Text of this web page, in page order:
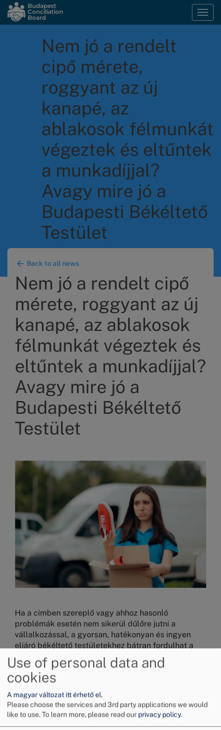
Skip
main
Budapest
Conciliation
Board
Nem jó a rendelt
cipő mérete,
roggyant az új
kanapé, az
ablakosok félmunkát
végeztek és eltűntek
a munkadíjjal?
Avagy mire jó a
Budapesti Békéltető
Testület
Back to all news
Nem jó a rendelt cipő
mérete, roggyant az új
kanapé, az ablakosok
félmunkát végeztek és
eltűntek a munkadíjjal?
Avagy mire jó a
Budapesti Békéltető
Testület
Image
Ha a címben szereplő vagy ahhoz hasonló
problémák esetén nem sikerül dűlőre jutni a
vállalkozással, a gyorsan, hatékonyan és ingyen
eljáró békéltető testületekhez bátran fordulhat a
fogyasztó. A békéltető testület feladata ugyanis,
hogy segítsen rendezni a fogyasztói jogvitát, vagyis
azt, hogy a felek egyezségre juthassanak.
Mikor forduljunk a békéltető testülethez?
· A békéltető testület hatáskörébe tartozik, ha
Use of personal data and
cookies
A magyar változat itt érhető el.
Please choose the services and 3rd party applications we would
like to use.To learn more, please read our privacy policy.